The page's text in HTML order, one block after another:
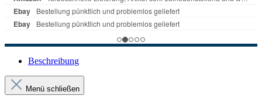
Beschreibung
Menü schließen